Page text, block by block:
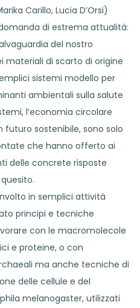
Carillo, Lucia D’Orsi)
di estrema attualità:
del nostro
materiali di scarto di origine
sistemi modello per
ambientali sulla salute
l’economia circolare
sostenibile, sono solo
che hanno offerto ai
delle concrete risposte
in semplici attività
principi e tecniche
con le macromolecole
e proteine, o con
ma anche tecniche di
delle cellule e del
melanogaster, utilizzati